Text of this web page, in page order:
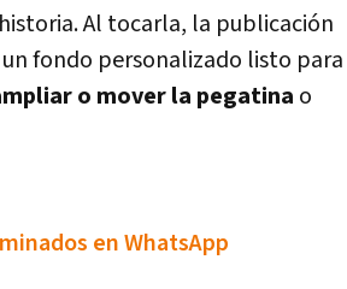
Al tocarla, la publicación
fondo personalizado listo para
o mover la pegatina o
en WhatsApp